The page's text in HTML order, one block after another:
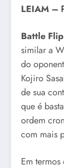
LEIAM –
Battle
similar a
do
Kojiro
de sua
que é
ordem
com mais
Em